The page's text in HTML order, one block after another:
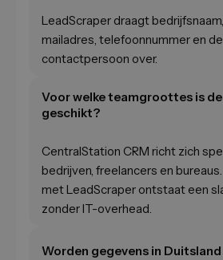
LeadScraper draagt
mailadres, telefoonnummer en
contactpersoon over.
Voor welke teamgroottes is
geschikt?
CentralStation CRM richt zich
bedrijven, freelancers en
met LeadScraper ontstaat een
zonder IT-overhead.
Worden gegevens in